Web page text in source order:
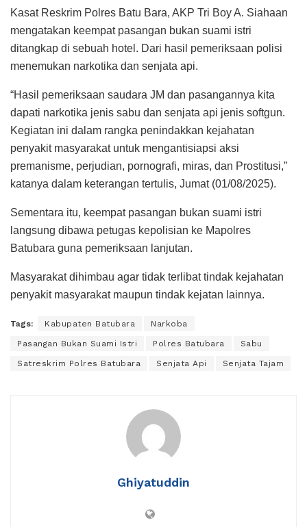
Kasat Reskrim Polres Batu Bara, AKP Tri Boy A. Siahaan
mengatakan keempat pasangan bukan suami istri
ditangkap di sebuah hotel. Dari hasil pemeriksaan polisi
menemukan narkotika dan senjata api.
“Hasil pemeriksaan saudara JM dan pasangannya kita
dapati narkotika jenis sabu dan senjata api jenis softgun.
Kegiatan ini dalam rangka penindakkan kejahatan
penyakit masyarakat untuk mengantisiapsi aksi
premanisme, perjudian, pornografi, miras, dan Prostitusi,”
katanya dalam keterangan tertulis, Jumat (01/08/2025).
Sementara itu, keempat pasangan bukan suami istri
langsung dibawa petugas kepolisian ke Mapolres
Batubara guna pemeriksaan lanjutan.
Masyarakat dihimbau agar tidak terlibat tindak kejahatan
penyakit masyarakat maupun tindak kejatan lainnya.
Tags: Kabupaten Batubara Narkoba
Pasangan Bukan Suami Istri Polres Batubara Sabu
Satreskrim Polres Batubara Senjata Api Senjata Tajam
Ghiyatuddin